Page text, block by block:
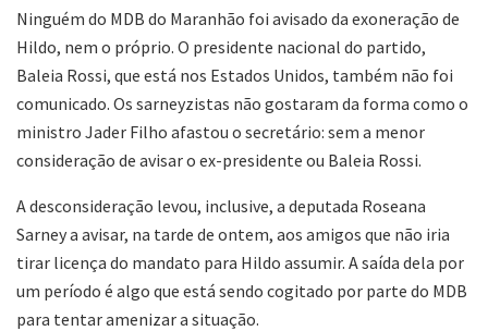
Ninguém do MDB do Maranhão foi avisado da exoneração de
Hildo, nem o próprio. O presidente nacional do partido,
Baleia Rossi, que está nos Estados Unidos, também não foi
comunicado. Os sarneyzistas não gostaram da forma como o
ministro Jader Filho afastou o secretário: sem a menor
consideração de avisar o ex-presidente ou Baleia Rossi.
A desconsideração levou, inclusive, a deputada Roseana
Sarney a avisar, na tarde de ontem, aos amigos que não iria
tirar licença do mandato para Hildo assumir. A saída dela por
um período é algo que está sendo cogitado por parte do MDB
para tentar amenizar a situação.